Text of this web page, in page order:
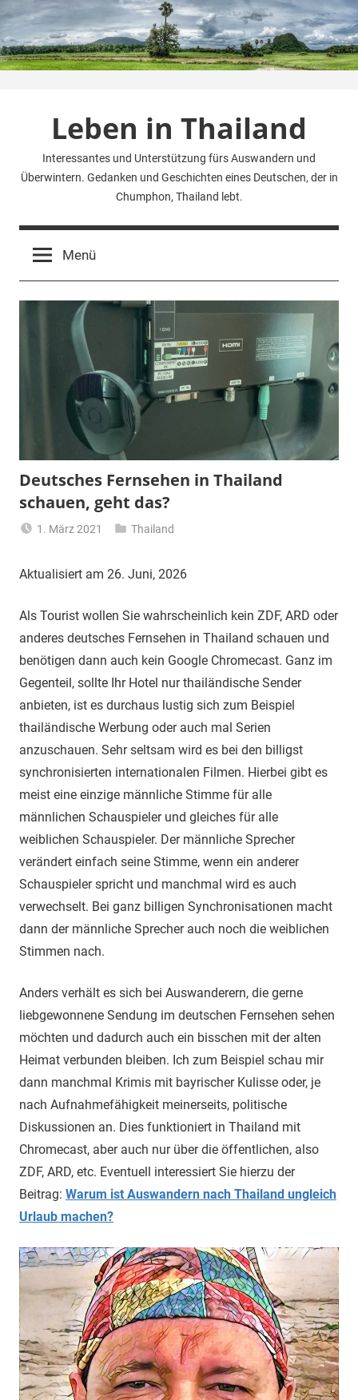
Zum
Inhalt
springen
Leben in Thailand
Interessantes und Unterstützung fürs Auswandern und
Überwintern. Gedanken und Geschichten eines Deutschen, der in
Chumphon, Thailand lebt.
Menü
Deutsches Fernsehen in Thailand
schauen, geht das?
1. März 2021
Thailand
Aktualisiert am 26. Juni, 2026
Als Tourist wollen Sie wahrscheinlich kein ZDF, ARD oder
anderes deutsches Fernsehen in Thailand schauen und
benötigen dann auch kein Google Chromecast. Ganz im
Gegenteil, sollte Ihr Hotel nur thailändische Sender
anbieten, ist es durchaus lustig sich zum Beispiel
thailändische Werbung oder auch mal Serien
anzuschauen. Sehr seltsam wird es bei den billigst
synchronisierten internationalen Filmen. Hierbei gibt es
meist eine einzige männliche Stimme für alle
männlichen Schauspieler und gleiches für alle
weiblichen Schauspieler. Der männliche Sprecher
verändert einfach seine Stimme, wenn ein anderer
Schauspieler spricht und manchmal wird es auch
verwechselt. Bei ganz billigen Synchronisationen macht
dann der männliche Sprecher auch noch die weiblichen
Stimmen nach.
Anders verhält es sich bei Auswanderern, die gerne
liebgewonnene Sendung im deutschen Fernsehen sehen
möchten und dadurch auch ein bisschen mit der alten
Heimat verbunden bleiben. Ich zum Beispiel schau mir
dann manchmal Krimis mit bayrischer Kulisse oder, je
nach Aufnahmefähigkeit meinerseits, politische
Diskussionen an. Dies funktioniert in Thailand mit
Chromecast, aber auch nur über die öffentlichen, also
ZDF, ARD, etc. Eventuell interessiert Sie hierzu der
Beitrag: Warum ist Auswandern nach Thailand ungleich
Urlaub machen?